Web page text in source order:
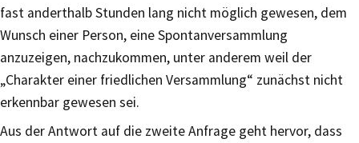
fast anderthalb Stunden lang nicht möglich gewesen, dem
Wunsch einer Person, eine Spontanversammlung
anzuzeigen, nachzukommen, unter anderem weil der
„Charakter einer friedlichen Versammlung“ zunächst nicht
erkennbar gewesen sei.
Aus der Antwort auf die zweite Anfrage geht hervor, dass